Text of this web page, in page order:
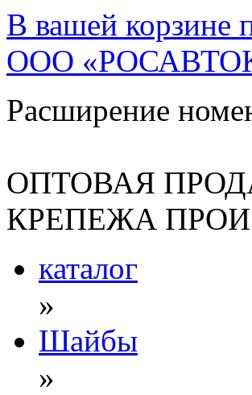
В вашей корзине
ООО
Расширение
ОПТОВАЯ
КРЕПЕЖА
каталог
»
Шайбы
»